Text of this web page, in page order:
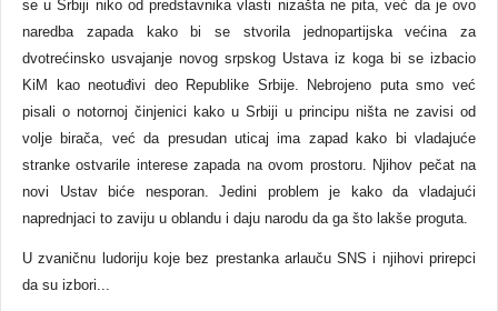
se u Srbiji niko od predstavnika vlasti nizašta ne pita, već da je ovo
naredba zapada kako bi se stvorila jednopartijska većina za
dvotrećinsko usvajanje novog srpskog Ustava iz koga bi se izbacio
KiM kao neotuđivi deo Republike Srbije. Nebrojeno puta smo već
pisali o notornoj činjenici kako u Srbiji u principu ništa ne zavisi od
volje birača, već da presudan uticaj ima zapad kako bi vladajuće
stranke ostvarile interese zapada na ovom prostoru. Njihov pečat na
novi Ustav biće nesporan. Jedini problem je kako da vladajući
naprednjaci to zaviju u oblandu i daju narodu da ga što lakše proguta.
U zvaničnu ludoriju koje bez prestanka arlauču SNS i njihovi prirepci
da su izbori...